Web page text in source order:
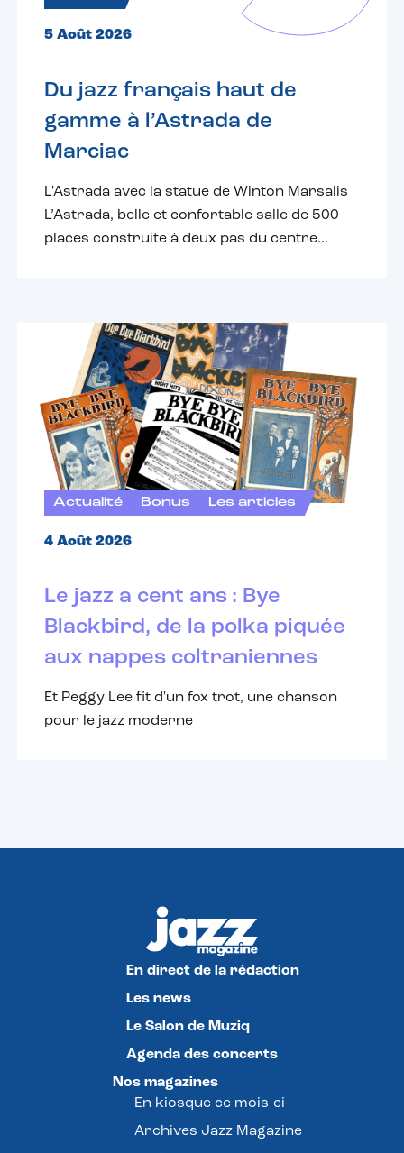
5 Août 2026
Du jazz français haut de
gamme à l’Astrada de
Marciac
L'Astrada avec la statue de Winton Marsalis
L’Astrada, belle et confortable salle de 500
places construite à deux pas du centre...
Actualité Bonus Les articles
4 Août 2026
Le jazz a cent ans : Bye
Blackbird, de la polka piquée
aux nappes coltraniennes
Et Peggy Lee fit d'un fox trot, une chanson
pour le jazz moderne
En direct de la rédaction
Les news
Le Salon de Muziq
Agenda des concerts
Nos magazines
En kiosque ce mois-ci
Archives Jazz Magazine